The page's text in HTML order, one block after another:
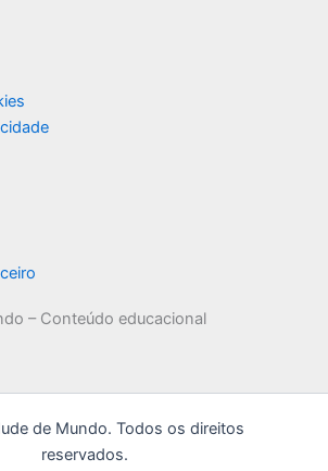
– Conteúdo educacional
de Mundo. Todos os direitos
reservados.